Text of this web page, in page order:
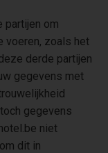
partijen om
voeren, zoals het
derde partijen
gegevens met
gegevens
niet
dit in